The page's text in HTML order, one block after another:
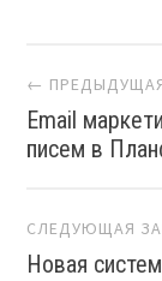
←
Email
писем в
СЛЕДУЮЩАЯ
Новая